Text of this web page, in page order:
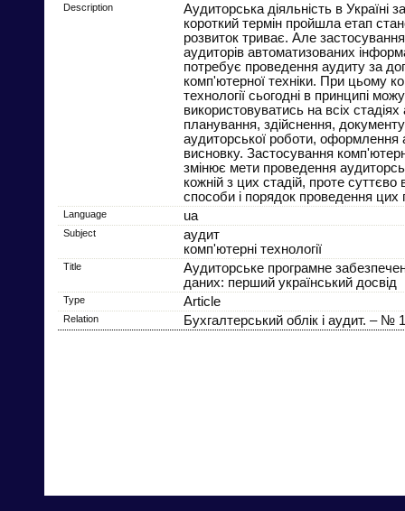
Description
Аудиторська діяльність в Україні
короткий термін пройшла етап
розвиток триває. Але
аудиторів автоматизованих
потребує проведення аудиту за
комп'ютерної техніки. При цьому
технології сьогодні в принципі
використовуватись на всіх
планування, здійснення,
аудиторської роботи, оформлення
висновку. Застосування
змінює мети проведення
кожній з цих стадій, проте суттєво
способи і порядок проведення цих
Language ua
Subject
аудит
комп'ютерні технології
Title
Аудиторське програмне
даних: перший український досвід
Type Article
Relation Бухгалтерський облік і аудит. – №